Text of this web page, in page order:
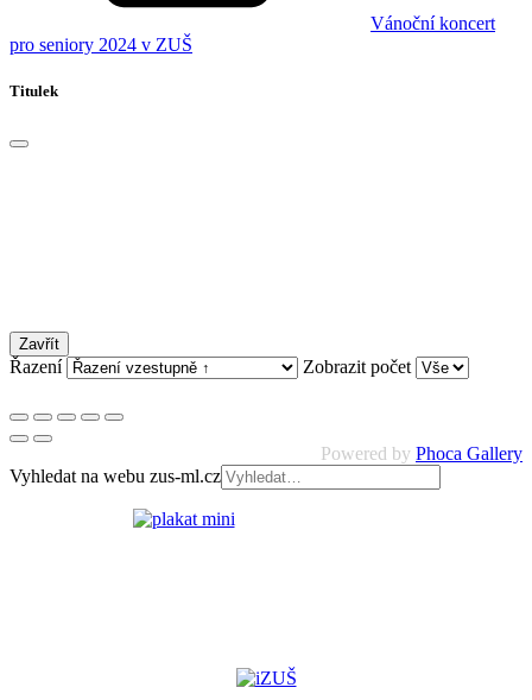
Vánoční koncert
pro seniory 2024 v ZUŠ
Titulek
Zavřít
Řazení Zobrazit počet
Powered by Phoca Gallery
Vyhledat na webu zus-ml.cz